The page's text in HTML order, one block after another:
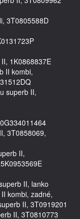
3T0805588D
1K0868837E
II kombi,
superb II,
3T0858069,
II,
II, lanko
kombi, zadné,
II, 3T0919201
II, 3T0810773